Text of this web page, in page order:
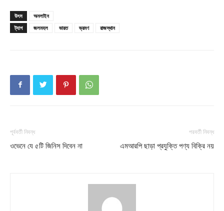
About
Contact us
Download PhotoCard
উৎস
অনলাইন
ট্যাগ
জলমহল ভারত ভ্রমণ রাজস্থান
পূর্ববর্তী নিবন্ধ
ওভেনে যে ৫টি জিনিস দিবেন না
পরবর্তী নিবন্ধ
এমআরপি ছাড়া প্রযুক্তি পণ্য বিক্রি নয়